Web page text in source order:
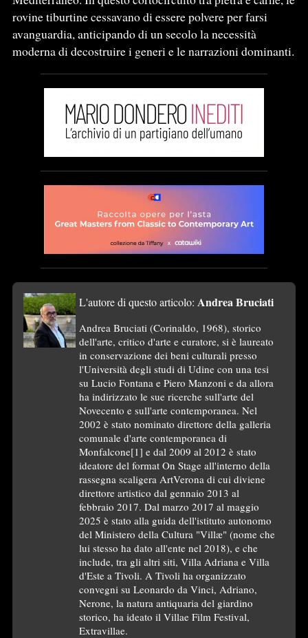
rovine tiburtine cessavano di essere polvere per farsi
avanguardia, anticipando di un secolo la necessità
moderna di decostruire i generi e le narrazioni dominanti.
L'autore di questo articolo: Andrea Bruciati
Andrea Bruciati (Corinaldo, 1968), storico
dell'arte, critico d'arte e curatore, si è laureato
in conservazione dei beni culturali presso
l'Università degli studi di Udine con una tesi
su Lucio Fontana e Piero Manzoni e da allora
ha indirizzato le sue ricerche sull'arte del
Novecento e sull'arte contemporanea. Nel
2002 è stato nominato direttore della galleria
comunale d'arte contemporanea di
Monfalcone[1] e dal 2009 al 2012 è stato
ideatore del format On Stage all'interno della
rassegna scaligera ArtVerona di cui diviene
direttore artistico dal gennaio 2013 al
febbraio 2017. Dal marzo 2017 al maggio
2025 è stato alla guida dell'istituto autonomo
del Ministero della Cultura "Villæ" (nome che
lui stesso ha dato all'ente nel 2018), e che
include, tra gli altri siti, Villa Adriana e Villa
d'Este a Tivoli. A Tivoli ha organizzato
convegni su Leonardo da Vinci, Adriano,
Nerone, la natura antiquaria del giardino
storico, ha ideato il Villae Film Festival,
Extravillae.